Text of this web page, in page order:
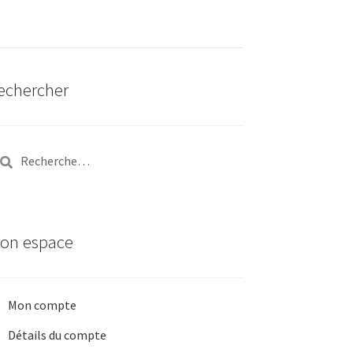
:
espace
Mon compte
Détails du compte